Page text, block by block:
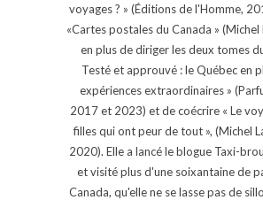
voyages ? » (Éditions de l'Homme,
«Cartes postales du Canada »
en plus de diriger les deux tomes
Testé et approuvé : le Québec en
expériences extraordinaires »
2017 et 2023) et de coécrire « Le
filles qui ont peur de tout », (Michel
2020). Elle a lancé le blogue Taxi-
et visité plus d'une soixantaine de
Canada, qu'elle ne se lasse pas de